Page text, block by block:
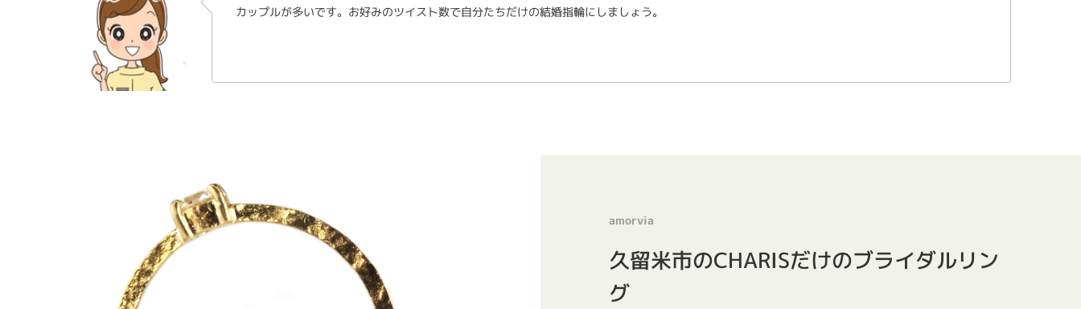
カップルが多いです。お好みのツイスト数で自分たちだけの結婚指輪にしましょう。
amorvia
久留米市のCHARISだけのブライダルリン
グ